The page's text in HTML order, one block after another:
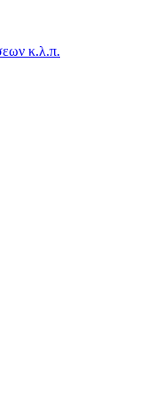
κ.λ.π.